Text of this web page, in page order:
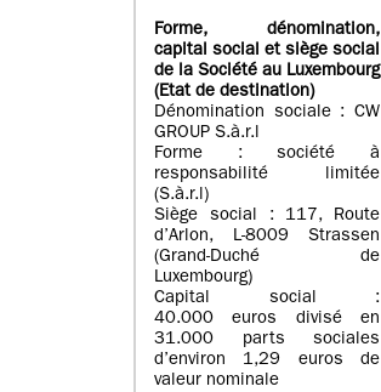
Forme, dénomination,
capital social et siège social
de la Société au Luxembourg
(Etat de destination)
Dénomination sociale : CW
GROUP S.à.r.l
Forme : société à
responsabilité limitée
(S.à.r.l)
Siège social : 117, Route
d’Arlon, L-8009 Strassen
(Grand-Duché de
Luxembourg)
Capital social :
40.000 euros divisé en
31.000 parts sociales
d’environ 1,29 euros de
valeur nominale